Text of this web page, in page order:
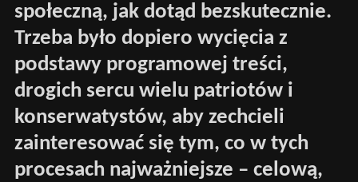
społeczną, jak dotąd bezskutecznie.
Trzeba było dopiero wycięcia z
podstawy programowej treści,
drogich sercu wielu patriotów i
konserwatystów, aby zechcieli
zainteresować się tym, co w tych
procesach najważniejsze – celową,